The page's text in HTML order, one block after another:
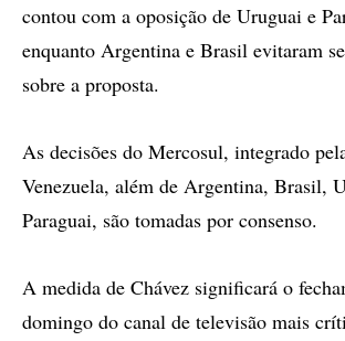
contou com a oposição de Uruguai e
enquanto Argentina e Brasil evitaram
sobre a proposta.
As decisões do Mercosul, integrado
Venezuela, além de Argentina, Brasil,
Paraguai, são tomadas por consenso.
A medida de Chávez significará o
domingo do canal de televisão mais